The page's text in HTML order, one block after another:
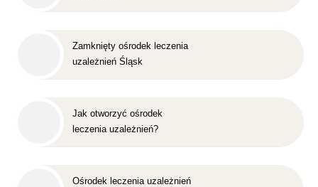
Zamknięty ośrodek leczenia
uzależnień Śląsk
Jak otworzyć ośrodek
leczenia uzależnień?
Ośrodek leczenia uzależnień